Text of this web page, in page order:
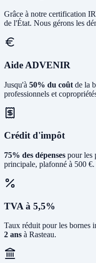
Grâce à notre certification
de l'État. Nous gérons les
Aide ADVENIR
Jusqu'à 50% du coût de la
professionnels et
Crédit d'impôt
75% des dépenses pour les
principale, plafonné à 500 €.
TVA à 5,5%
Taux réduit pour les bornes
2 ans à Rasteau.